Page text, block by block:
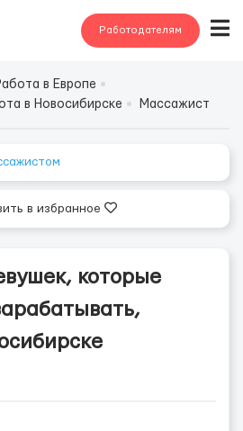
Работодателям
в Европе
в Новосибирске Массажист
в избранное
которые